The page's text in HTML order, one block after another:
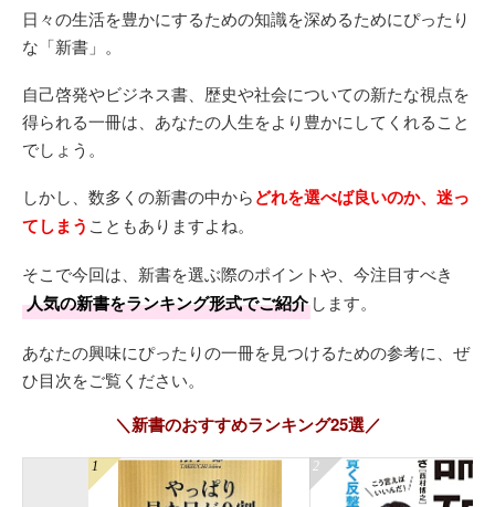
日々の生活を豊かにするための知識を深めるためにぴったり
な「新書」。
自己啓発やビジネス書、歴史や社会についての新たな視点を
得られる一冊は、あなたの人生をより豊かにしてくれること
でしょう。
しかし、数多くの新書の中からどれを選べば良いのか、迷っ
てしまう こともありますよね。
そこで今回は、新書を選ぶ際のポイントや、今注目すべき
人気の新書をランキング形式でご紹介 します。
あなたの興味にぴったりの一冊を見つけるための参考に、ぜ
ひ目次をご覧ください。
＼新書のおすすめランキング25選／